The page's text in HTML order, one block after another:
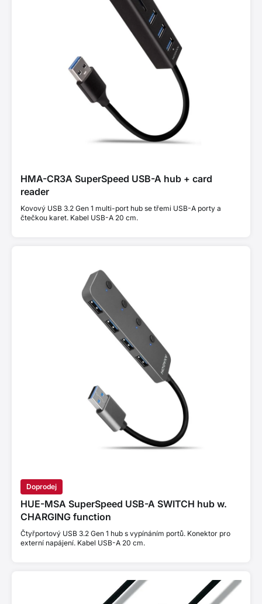
HMA-CR3A SuperSpeed USB-A hub + card
reader
Kovový USB 3.2 Gen 1 multi-port hub se třemi USB-A porty a
čtečkou karet. Kabel USB-A 20 cm.
Doprodej
HUE-MSA SuperSpeed USB-A SWITCH hub w.
CHARGING function
Čtyřportový USB 3.2 Gen 1 hub s vypínáním portů. Konektor pro
externí napájení. Kabel USB-A 20 cm.